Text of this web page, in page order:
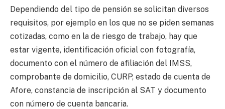
Dependiendo del tipo de pensión se solicitan diversos
requisitos, por ejemplo en los que no se piden semanas
cotizadas, como en la de riesgo de trabajo, hay que
estar vigente, identificación oficial con fotografía,
documento con el número de afiliación del IMSS,
comprobante de domicilio, CURP, estado de cuenta de
Afore, constancia de inscripción al SAT y documento
con número de cuenta bancaria.